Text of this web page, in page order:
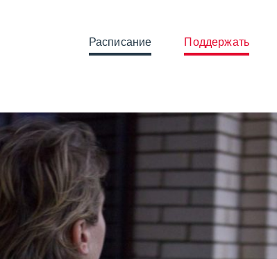
Расписание Поддержать